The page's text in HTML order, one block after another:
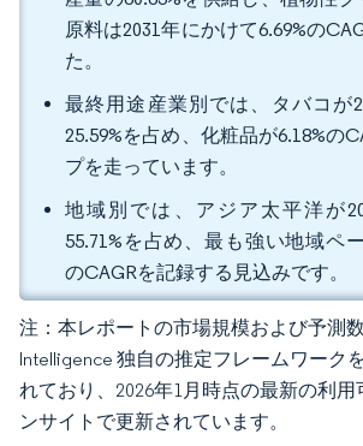
原料は2031年にかけて6.69%の
た。
最終用途産業別では、タバコが
25.59%を占め、化粧品が6.18%の
プを走っています。
地域別では、アジア太平洋が
55.71%を占め、最も強い地域ペ
のCAGRを記録する見込みです。
注：本レポートの市場規模および予測
Intelligence 独自の推定フレームワーク
れており、2026年1月時点の最新の利用
ンサイトで更新されています。